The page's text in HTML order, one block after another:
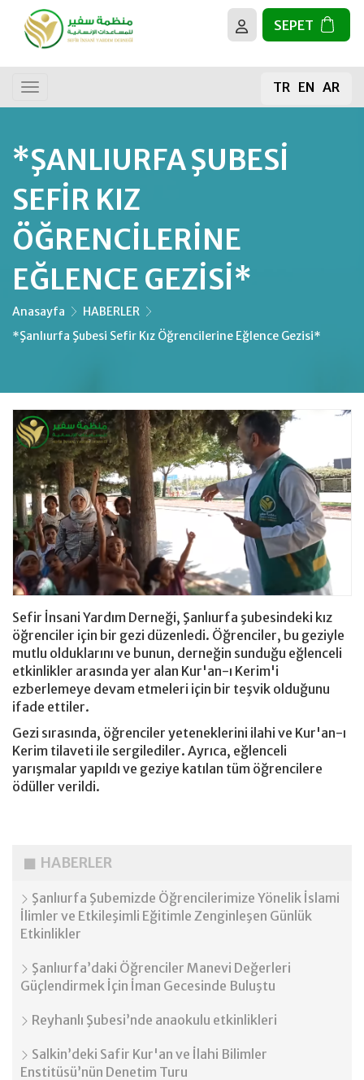
SEPET
TR EN AR
*ŞANLIURFA ŞUBESI
SEFIR KIZ
ÖĞRENCILERINE
EĞLENCE GEZISI*
Anasayfa
HABERLER
*Şanlıurfa Şubesi Sefir Kız Öğrencilerine Eğlence Gezisi*
Sefir İnsani Yardım Derneği, Şanlıurfa şubesindeki kız
öğrenciler için bir gezi düzenledi. Öğrenciler, bu geziyle
mutlu olduklarını ve bunun, derneğin sunduğu eğlenceli
etkinlikler arasında yer alan Kur'an-ı Kerim'i
ezberlemeye devam etmeleri için bir teşvik olduğunu
ifade ettiler.
Gezi sırasında, öğrenciler yeteneklerini ilahi ve Kur'an-ı
Kerim tilaveti ile sergilediler. Ayrıca, eğlenceli
yarışmalar yapıldı ve geziye katılan tüm öğrencilere
ödüller verildi.
HABERLER
Şanlıurfa Şubemizde Öğrencilerimize Yönelik İslami
İlimler ve Etkileşimli Eğitimle Zenginleşen Günlük
Etkinlikler
Şanlıurfa’daki Öğrenciler Manevi Değerleri
Güçlendirmek İçin İman Gecesinde Buluştu
Reyhanlı Şubesi’nde anaokulu etkinlikleri
Salkin’deki Safir Kur'an ve İlahi Bilimler
Enstitüsü’nün Denetim Turu
Gıda Bağışı
Kurban
Kur’an-ı Kerim
Mescit İnşaası
Meyve Fidanı
Giyim Bağışı
hesap